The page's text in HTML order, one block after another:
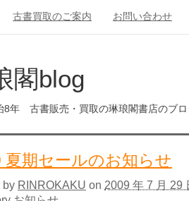
古書買取のご案内 お問い合わせ
閣blog
8年 古書販売・買取の琳琅閣書店のブ
夏期セールのお知らせ
by RINROKAKU on 2009 年 7 月 29